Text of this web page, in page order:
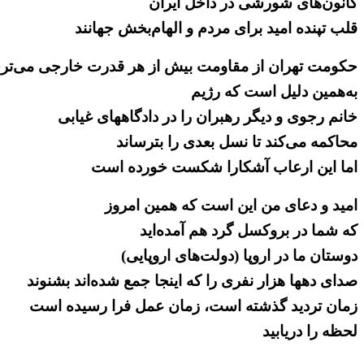
قلب تپنده امید برای مردم و الهام‌بخش جهانند
حکومت تهران از مقاومت بیش از هر قدرت خارجی
به‌همین دلیل است که رژیم
خانم رجوی و دیگر رهبران را در دادگاههای غیابی
محاکمه می‌کند تا نسل بعدی را بترساند
اما این ارعاب آشکارا شکست خورده است
امید و دعای من این است که همین امروز
که شما در بروکسل گرد هم آمده‌اید
دوستان ما در اروپا (دولت‌های اروپایی)
صدای دهها هزار نفری را که اینجا جمع شده‌اند بشنوند
زمان تردید گذشته است، زمان عمل فرا رسیده است
لحظه را دریابید